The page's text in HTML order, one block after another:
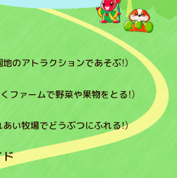
地のアトラクションであそぶ！）
くファームで野菜や果物をとる！）
あい牧場でどうぶつにふれる！）
ド